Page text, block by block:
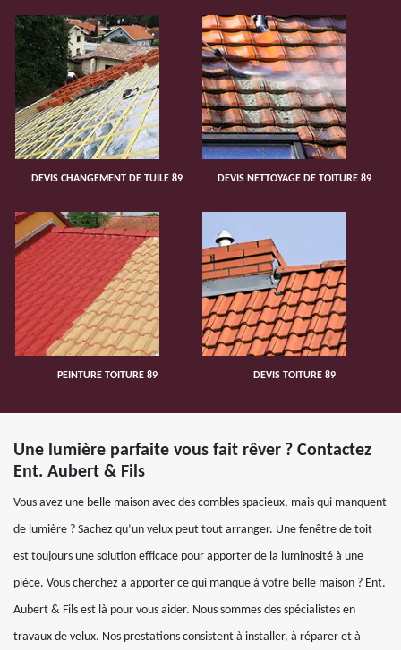
DEVIS CHANGEMENT DE TUILE 89 DEVIS NETTOYAGE DE TOITURE 89
PEINTURE TOITURE 89 DEVIS TOITURE 89
Une lumière parfaite vous fait rêver ? Contactez
Ent. Aubert & Fils
Vous avez une belle maison avec des combles spacieux, mais qui manquent
de lumière ? Sachez qu’un velux peut tout arranger. Une fenêtre de toit
est toujours une solution efficace pour apporter de la luminosité à une
pièce. Vous cherchez à apporter ce qui manque à votre belle maison ? Ent.
Aubert & Fils est là pour vous aider. Nous sommes des spécialistes en
travaux de velux. Nos prestations consistent à installer, à réparer et à